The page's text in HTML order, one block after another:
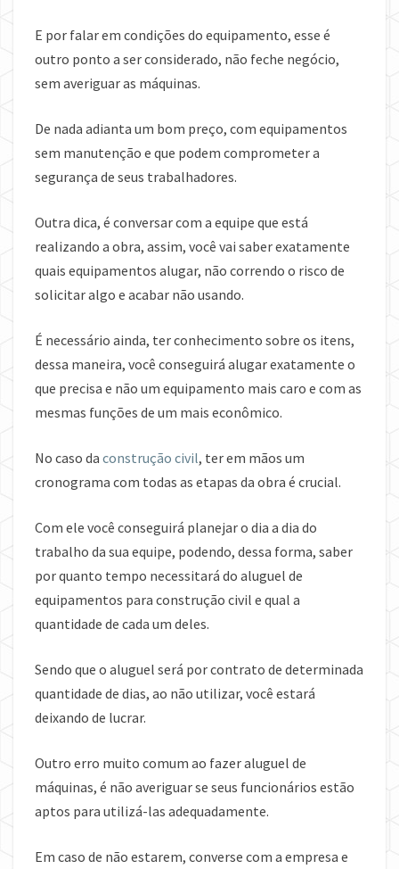
E por falar em condições do equipamento, esse é
outro ponto a ser considerado, não feche negócio,
sem averiguar as máquinas.
De nada adianta um bom preço, com equipamentos
sem manutenção e que podem comprometer a
segurança de seus trabalhadores.
Outra dica, é conversar com a equipe que está
realizando a obra, assim, você vai saber exatamente
quais equipamentos alugar, não correndo o risco de
solicitar algo e acabar não usando.
É necessário ainda, ter conhecimento sobre os itens,
dessa maneira, você conseguirá alugar exatamente o
que precisa e não um equipamento mais caro e com as
mesmas funções de um mais econômico.
No caso da construção civil, ter em mãos um
cronograma com todas as etapas da obra é crucial.
Com ele você conseguirá planejar o dia a dia do
trabalho da sua equipe, podendo, dessa forma, saber
por quanto tempo necessitará do aluguel de
equipamentos para construção civil e qual a
quantidade de cada um deles.
Sendo que o aluguel será por contrato de determinada
quantidade de dias, ao não utilizar, você estará
deixando de lucrar.
Outro erro muito comum ao fazer aluguel de
máquinas, é não averiguar se seus funcionários estão
aptos para utilizá-las adequadamente.
Em caso de não estarem, converse com a empresa e